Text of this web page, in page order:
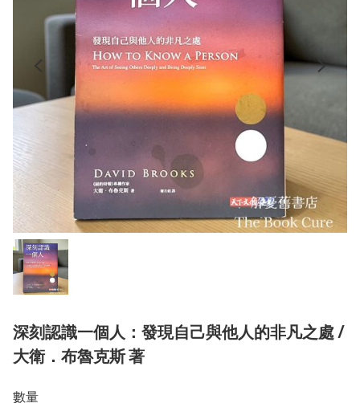
深刻認識一個人：發現自己與他人的非凡之處 /
大衛．布魯克斯 著
數量